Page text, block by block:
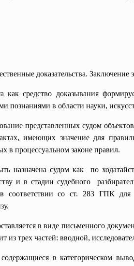
доказательства. Заключение
как средство доказывания
познаниями в области науки,
представленных судом
имеющих значение для
в процессуальном законе правил.
назначена судом как по
и в стадии судебного
соответствии со ст. 283 ГПК для
в виде письменного
из трех частей: вводной,
в категорическом